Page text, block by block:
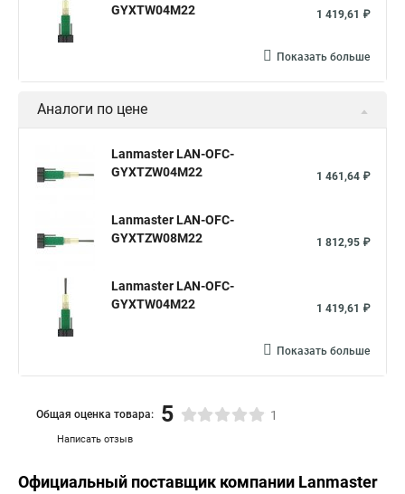
GYXTW04M22
1 419,61 ₽
Показать больше
Аналоги по цене
Lanmaster LAN-OFC-
GYXTZW04M22
1 461,64 ₽
Lanmaster LAN-OFC-
GYXTZW08M22
1 812,95 ₽
Lanmaster LAN-OFC-
GYXTW04M22
1 419,61 ₽
Показать больше
Написать отзыв
Общая оценка товара: 5 1
Официальный поставщик компании Lanmaster